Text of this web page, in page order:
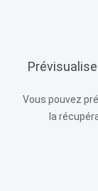
Vous pouvez
la